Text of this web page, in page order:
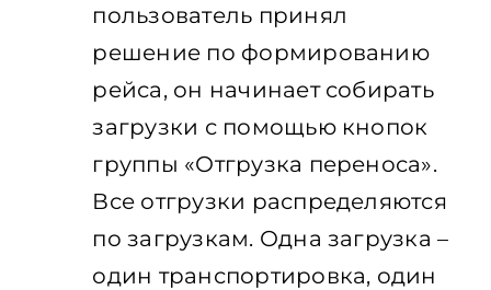
пользователь принял
решение по формированию
рейса, он начинает собирать
загрузки с помощью кнопок
группы «Отгрузка переноса».
Все отгрузки распределяются
по загрузкам. Одна загрузка –
один транспортировка, один